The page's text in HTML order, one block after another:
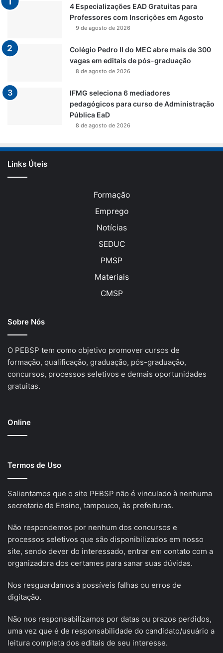
4 Especializações EAD Gratuitas para
Professores com Inscrições em Agosto
9 de agosto de 2026
Colégio Pedro II do MEC abre mais de 300
vagas em editais de pós-graduação
8 de agosto de 2026
IFMG seleciona 6 mediadores
pedagógicos para curso de Administração
Pública EaD
8 de agosto de 2026
Links Úteis
Formação
Emprego
Notícias
SEDUC
PMSP
Materiais
CMSP
Sobre Nós
O PEBSP tem como objetivo promover cursos de
formação, qualificação, graduação, pós-graduação,
concursos, processos seletivos e demais oportunidades
gratuitas.
Online
Termos de Uso
Salientamos que o site PEBSP não é vinculado à nenhuma
secretaria de Ensino, tampouco, às prefeituras.
Não respondemos por nenhum dos concursos e
processos seletivos que são disponibilizados em nosso
site, sendo dever do interessado, entrar em contato com a
organizadora dos certames para sanar suas dúvidas.
Nos resguardamos à possíveis falhas ou erros de
digitação.
Não nos responsabilizamos por datas ou prazos perdidos,
uma vez que é de responsabilidade do candidato/usuário a
leitura completa dos editais de seu interesse.